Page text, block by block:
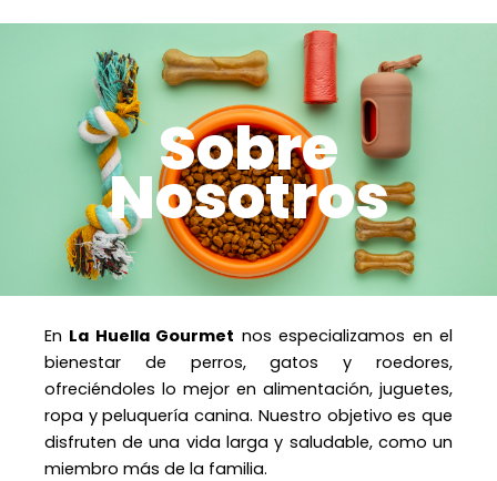
Sobre
Nosotros
En La Huella Gourmet nos especializamos en el
bienestar de perros, gatos y roedores,
ofreciéndoles lo mejor en alimentación, juguetes,
ropa y peluquería canina. Nuestro objetivo es que
disfruten de una vida larga y saludable, como un
miembro más de la familia.